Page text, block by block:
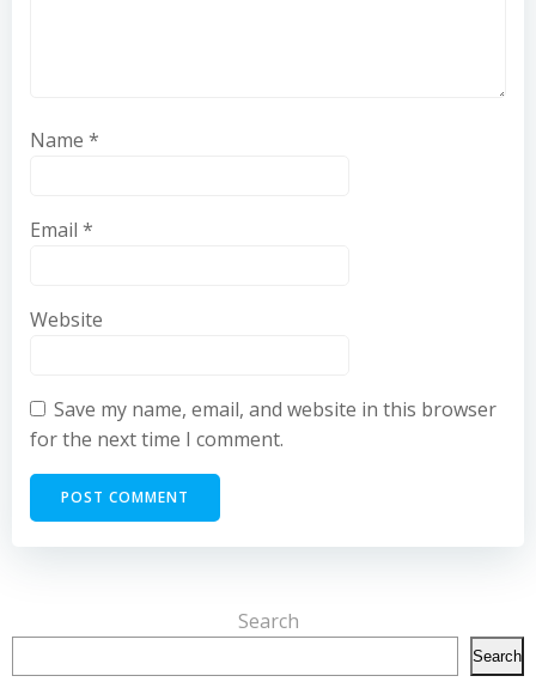
Name *
Email *
Website
Save my name, email, and website in this browser
for the next time I comment.
Search
Search